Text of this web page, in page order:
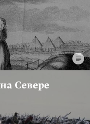
Севере